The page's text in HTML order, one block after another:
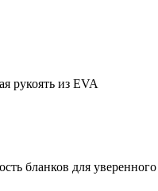
рукоять из EVA
бланков для